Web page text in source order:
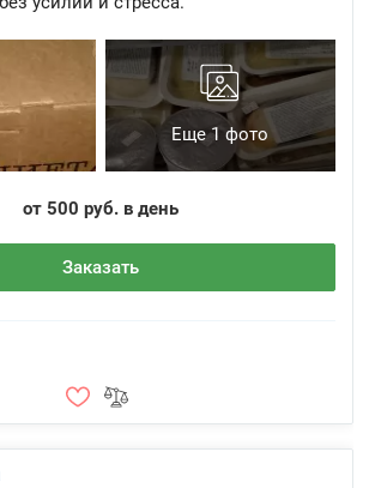
Еще 1 фото
от 500 руб. в день
Заказать